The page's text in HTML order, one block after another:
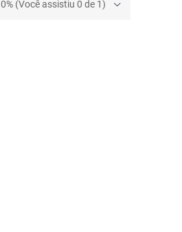
0% (Você assistiu 0 de 1)